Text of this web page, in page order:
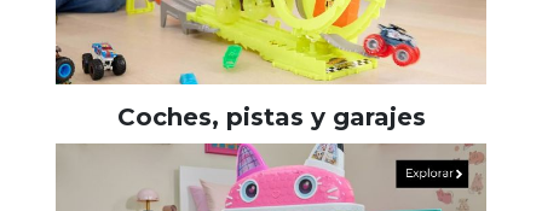
Coches, pistas y garajes